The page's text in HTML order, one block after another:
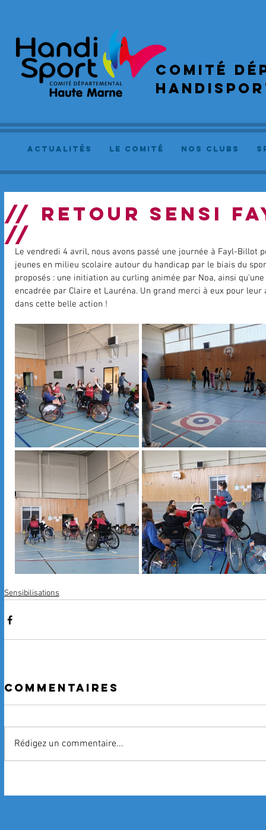
COMIté
actualités le comité NOS CLUBS
// RETOUR SENSI
//
Le vendredi 4 avril, nous avons passé une journée à Fayl-Billot
jeunes en milieu scolaire autour du handicap par le biais du
proposés : une initiation au curling animée par Noa, ainsi
encadrée par Claire et Lauréna. Un grand merci à eux pour
dans cette belle action !
Sensibilisations
Commentaires
Rédigez un commentaire...